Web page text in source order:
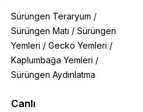
Sürüngen Teraryum /
Sürüngen Matı / Sürüngen
Yemleri / Gecko Yemleri /
Kaplumbağa Yemleri /
Sürüngen Aydınlatma
Canlı